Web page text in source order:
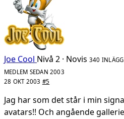
Joe Cool Nivå 2 · Novis 340 INLÄGG
MEDLEM SEDAN 2003
28 OKT 2003 #5
Jag har som det står i min
avatars!! Och angående